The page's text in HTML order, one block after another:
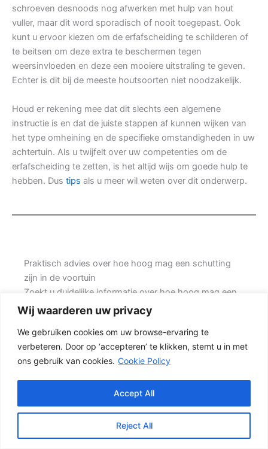
Wij waarderen uw privacy
We gebruiken cookies om uw browse-ervaring te
verbeteren. Door op ‘accepteren’ te klikken, stemt u in met
ons gebruik van cookies. Cookie Policy
Reject All
Accept All
schroeven desnoods nog afwerken met hulp van hout
vuller, maar dit word sporadisch of nooit toegepast. Ook
kunt u ervoor kiezen om de erfafscheiding te schilderen of
te beitsen om deze extra te beschermen tegen
weersinvloeden en deze een mooiere uitstraling te geven.
Echter is dit bij de meeste houtsoorten niet noodzakelijk.
Houd er rekening mee dat dit slechts een algemene
instructie is en dat de juiste stappen af kunnen wijken van
het type omheining en de specifieke omstandigheden in uw
achtertuin. Als u twijfelt over uw competenties om de
erfafscheiding te zetten, is het altijd wijs om goede hulp te
hebben. Dus tips als u meer wil weten over dit onderwerp.
Praktisch advies over hoe hoog mag een schutting
zijn in de voortuin
Zoekt u duidelijke informatie over hoe hoog mag een
schutting zijn in de voortuin? Dan helpt het om eerst
uitstraling en de mate van onderhoud die u acceptabel
vindt. Prins Schuttingen helpt klanten met kleine
tuinen en denkt mee over een mooie oplossing.
Een nette tuinafscheiding vraagt om meer dan alleen
een paar schermen en palen. Wilt u zo min mogelijk
onderhoud, dan is een betonschutting of hout-beton
combinatie vaak een slimme keuze. Ook de